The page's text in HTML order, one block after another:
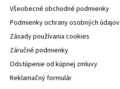
Všeobecné obchodné podmienky
Podmienky ochrany osobných údajov
Zásady používania cookies
Záručné podmienky
Odstúpenie od kúpnej zmluvy
Reklamačný formulár